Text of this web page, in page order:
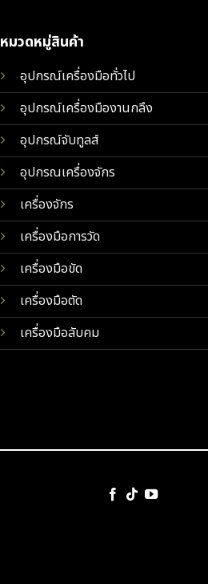
หมวดหมู่สินค้า
อุปกรณ์เครื่องมือทั่วไป
อุปกรณ์เครื่องมืองานกลึง
อุปกรณ์จับทูลส์
อุปกรณเครื่องจักร
เครื่องจักร
เครื่องมือการวัด
เครื่องมือขัด
เครื่องมือตัด
เครื่องมือลับคม